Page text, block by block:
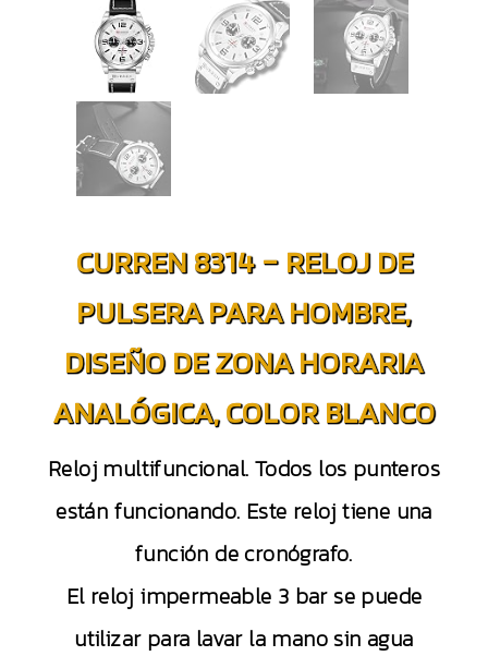
CURREN 8314 – RELOJ DE
PULSERA PARA HOMBRE,
DISEÑO DE ZONA HORARIA
ANALÓGICA, COLOR BLANCO
Reloj multifuncional. Todos los punteros
están funcionando. Este reloj tiene una
función de cronógrafo.
El reloj impermeable 3 bar se puede
utilizar para lavar la mano sin agua